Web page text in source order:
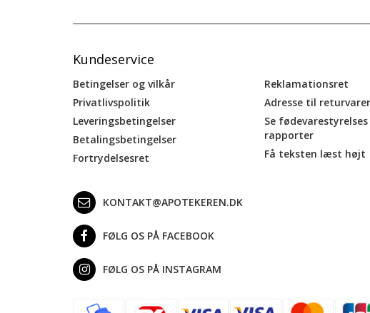
Kundeservice
Betingelser og vilkår
Privatlivspolitik
Leveringsbetingelser
Betalingsbetingelser
Fortrydelsesret
Reklamationsret
Adresse til returvarer
Se
rapporter
Få teksten læst højt
KONTAKT@APOTEKEREN.DK
FØLG OS PÅ FACEBOOK
FØLG OS PÅ INSTAGRAM